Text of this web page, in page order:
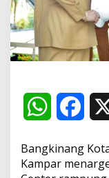
W
a
c
Bangkinang
Kampar